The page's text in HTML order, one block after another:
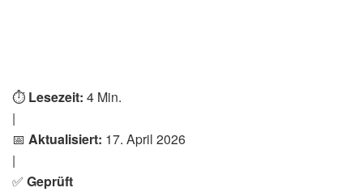
⏱️ Lesezeit: 4 Min.
|
📅 Aktualisiert: 17. April 2026
|
✅ Geprüft